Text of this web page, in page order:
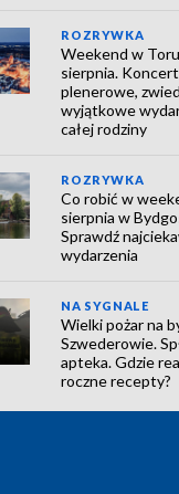
ROZRYWKA
Weekend w
sierpnia.
plenerowe,
wyjątkowe
całej rodziny
ROZRYWKA
Co robić w
sierpnia w
Sprawdź
wydarzenia
NA SYGNALE
Wielki pożar na
Szwederowie.
apteka. Gdzie
roczne recepty?